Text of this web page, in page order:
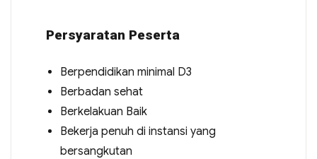
Persyaratan Peserta
Berpendidikan minimal D3
Berbadan sehat
Berkelakuan Baik
Bekerja penuh di instansi yang
bersangkutan